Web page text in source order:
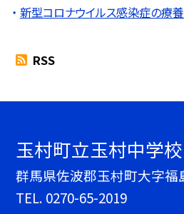
新型コロナウイルス感染症の療
RSS
玉村町立玉村中学校
群馬県佐波郡玉村町大字福
TEL. 0270-65-2019